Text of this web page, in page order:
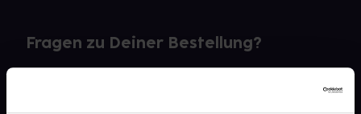
Fragen zu Deiner Bestellung?